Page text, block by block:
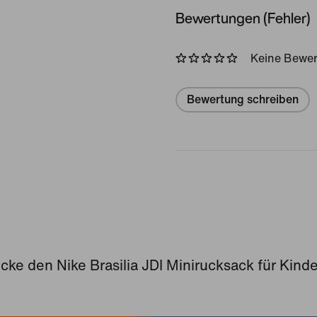
Bewertungen (Fehler)
Keine
Bewertung schreiben
den Nike Brasilia JDI Minirucksack für